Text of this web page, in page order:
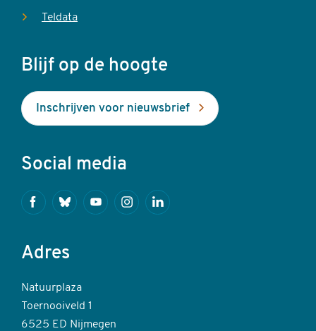
Teldata
Blijf op de hoogte
Inschrijven voor nieuwsbrief
Social media
FacebookBlueskyYoutubeInstagramLinkedin
Adres
Natuurplaza
Toernooiveld 1
6525 ED Nijmegen